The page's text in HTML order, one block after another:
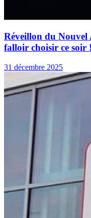
Réveillon du
falloir choisir ce soir !
31 décembre 2025